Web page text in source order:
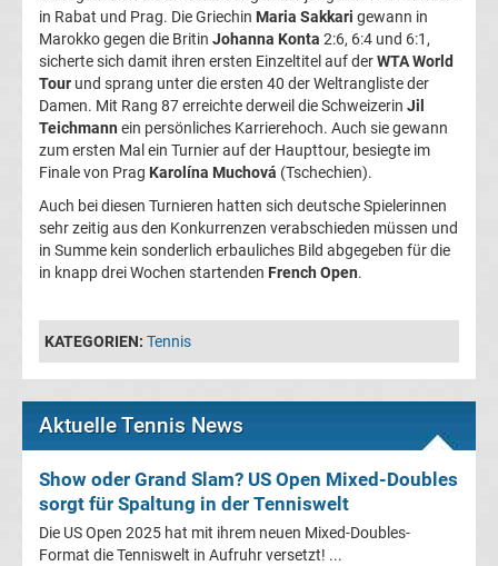
Conference
League
Erg.
Conference
League
Formel
1
Rennkalender
Transfergerüchte
in Rabat und Prag. Die Griechin Maria Sakkari gewann in
Marokko gegen die Britin Johanna Konta 2:6, 6:4 und 6:1,
sicherte sich damit ihren ersten Einzeltitel auf derWTA World
Tour und sprang unter die ersten 40 der Weltrangliste der
Damen. Mit Rang 87 erreichte derweil die Schweizerin Jil
Teichmann ein persönliches Karrierehoch. Auch sie gewann
zum ersten Mal ein Turnier auf der Haupttour, besiegte im
Finale von Prag Karolína Muchová (Tschechien).
Auch bei diesen Turnieren hatten sich deutsche Spielerinnen
sehr zeitig aus den Konkurrenzen verabschieden müssen und
in Summe kein sonderlich erbauliches Bild abgegeben für die
in knapp drei Wochen startenden French Open.
KATEGORIEN: Tennis
Aktuelle Tennis News
Show oder Grand Slam? US Open Mixed-Doubles
sorgt für Spaltung in der Tenniswelt
Die US Open 2025 hat mit ihrem neuen Mixed-Doubles-
Format die Tenniswelt in Aufruhr versetzt! ...